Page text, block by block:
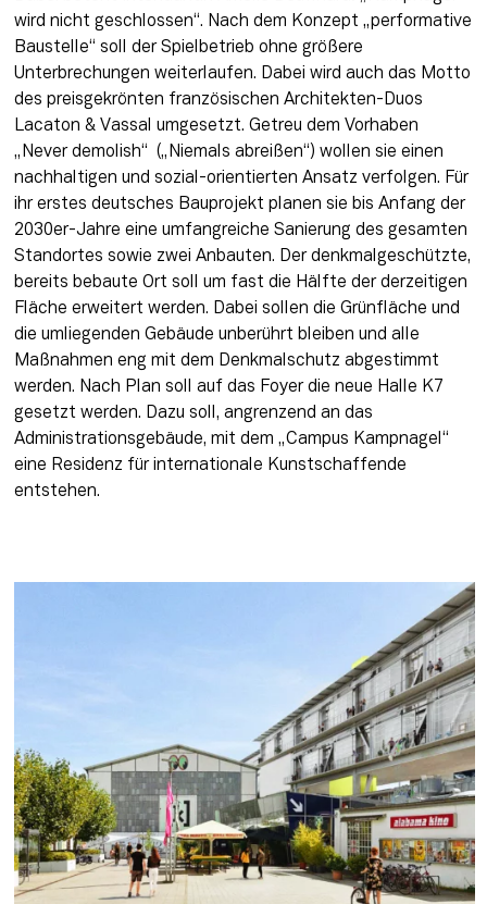
wird nicht geschlossen“. Nach dem Konzept „performative
Baustelle“ soll der Spielbetrieb ohne größere
Unterbrechungen weiterlaufen. Dabei wird auch das Motto
des preisgekrönten französischen Architekten-Duos
Lacaton & Vassal umgesetzt. Getreu dem Vorhaben
„Never demolish“  („Niemals abreißen“) wollen sie einen
nachhaltigen und sozial-orientierten Ansatz verfolgen. Für
ihr erstes deutsches Bauprojekt planen sie bis Anfang der
2030er-Jahre eine umfangreiche Sanierung des gesamten
Standortes sowie zwei Anbauten. Der denkmalgeschützte,
bereits bebaute Ort soll um fast die Hälfte der derzeitigen
Fläche erweitert werden. Dabei sollen die Grünfläche und
die umliegenden Gebäude unberührt bleiben und alle
Maßnahmen eng mit dem Denkmalschutz abgestimmt
werden. Nach Plan soll auf das Foyer die neue Halle K7
gesetzt werden. Dazu soll, angrenzend an das
Administrationsgebäude, mit dem „Campus Kampnagel“
eine Residenz für internationale Kunstschaffende
entstehen.